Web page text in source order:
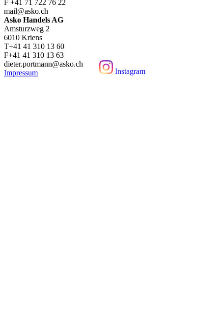
Instagram
F +41 71 722 76 22
mail@asko.ch
Asko Handels AG
Amsturzweg 2
6010 Kriens
T+41 41 310 13 60
F+41 41 310 13 63
dieter.portmann@asko.ch
Impressum